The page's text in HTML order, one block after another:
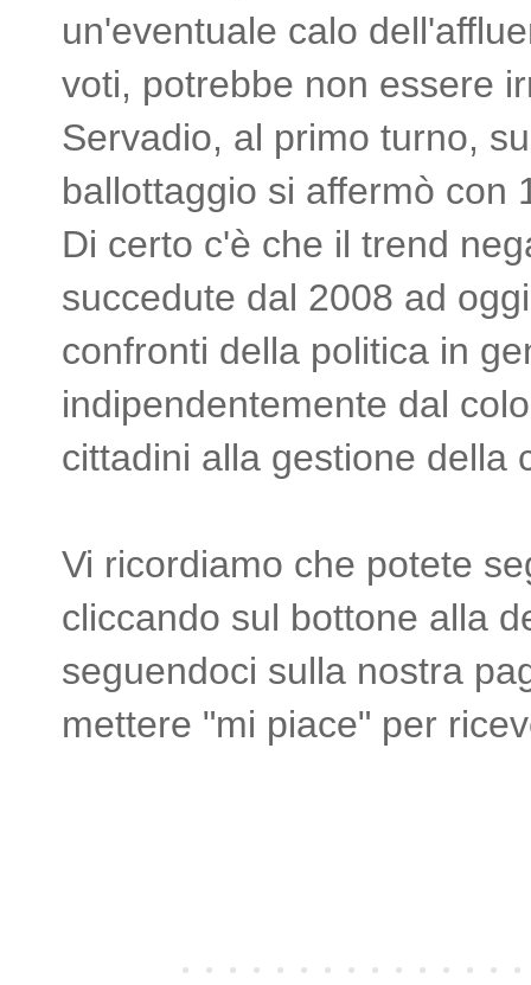
un'eventuale calo
voti, potrebbe non essere
Servadio, al primo turno,
ballottaggio si affermò con
Di certo c'è che il trend
succedute dal 2008 ad
confronti della politica in
indipendentemente dal
cittadini alla gestione della
Vi ricordiamo che potete
cliccando sul bottone alla
seguendoci sulla nostra
mettere "mi piace" per